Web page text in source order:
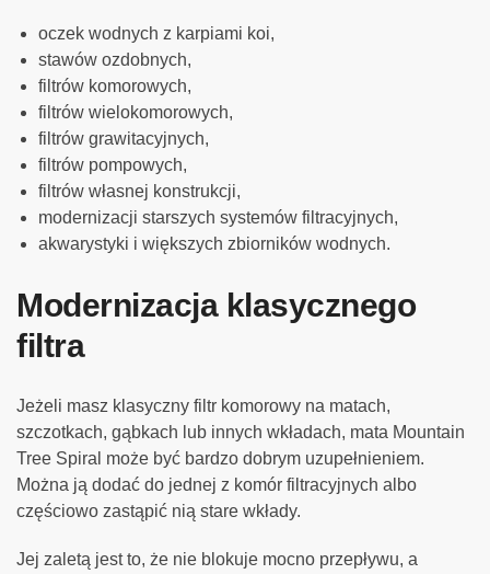
oczek wodnych z karpiami koi,
stawów ozdobnych,
filtrów komorowych,
filtrów wielokomorowych,
filtrów grawitacyjnych,
filtrów pompowych,
filtrów własnej konstrukcji,
modernizacji starszych systemów filtracyjnych,
akwarystyki i większych zbiorników wodnych.
Modernizacja klasycznego
filtra
Jeżeli masz klasyczny filtr komorowy na matach,
szczotkach, gąbkach lub innych wkładach, mata Mountain
Tree Spiral może być bardzo dobrym uzupełnieniem.
Można ją dodać do jednej z komór filtracyjnych albo
częściowo zastąpić nią stare wkłady.
Jej zaletą jest to, że nie blokuje mocno przepływu, a